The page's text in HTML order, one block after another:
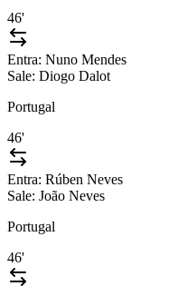
46'
Entra: Nuno Mendes
Sale: Diogo Dalot
Portugal
46'
Entra: Rúben Neves
Sale: João Neves
Portugal
46'